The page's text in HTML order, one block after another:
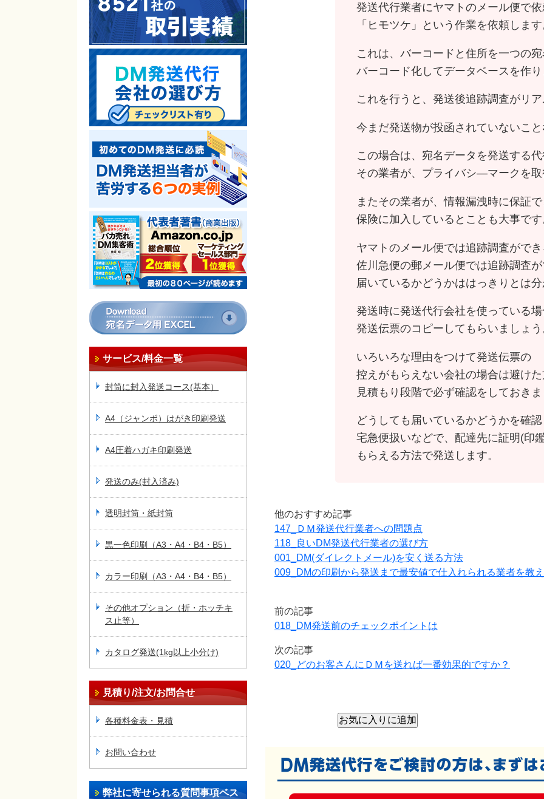
発送代行業者にヤマトのメール便で
「ヒモツケ」という作業を依頼します
これは、バーコードと住所を一つの
バーコード化してデータベースを作り
これを行うと、発送後追跡調査がリア
今まだ発送物が投函されていないこ
この場合は、宛名データを発送する代
その業者が、プライバシ―マークを取
またその業者が、情報漏洩時に保証で
保険に加入しているとことも大事です
ヤマトのメール便では追跡調査ができ
佐川急便の郵メール便では追跡調査が
届いているかどうかははっきりとは分
発送時に発送代行会社を使っている場
発送伝票のコピーしてもらいましょう
いろいろな理由をつけて発送伝票の
控えがもらえない会社の場合は避けた
見積もり段階で必ず確認をしておきま
どうしても届いているかどうかを確
宅急便扱いなどで、配達先に証明(印
もらえる方法で発送します。
他のおすすめ記事
147_ＤＭ発送代行業者への問題点
118_良いDM発送代行業者の選び方
001_DM(ダイレクトメール)を安く送る方法
009_DMの印刷から発送まで最安値で仕入れられる業者を教
前の記事
018_DM発送前のチェックポイントは
次の記事
020_どのお客さんにＤＭを送れば一番効果的ですか？
サービス/料金一覧
封筒に封入発送コース(基本）
A4（ジャンボ）はがき印刷発送
A4圧着ハガキ印刷発送
発送のみ(封入済み)
透明封筒・紙封筒
黒一色印刷（A3・A4・B4・B5）
カラー印刷（A3・A4・B4・B5）
その他オプション（折・ホッチキ
ス止等）
カタログ発送(1kg以上小分け)
見積り/注文/お問合せ
各種料金表・見積
お問い合わせ
弊社に寄せられる質問事項ベス